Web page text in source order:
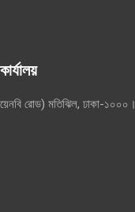
রোড) মতিঝিল, ঢাকা-১০০০।